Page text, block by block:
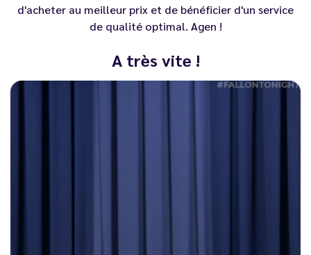
d'acheter au meilleur prix et de bénéficier d'un service
de qualité optimal. Agen !
A très vite !